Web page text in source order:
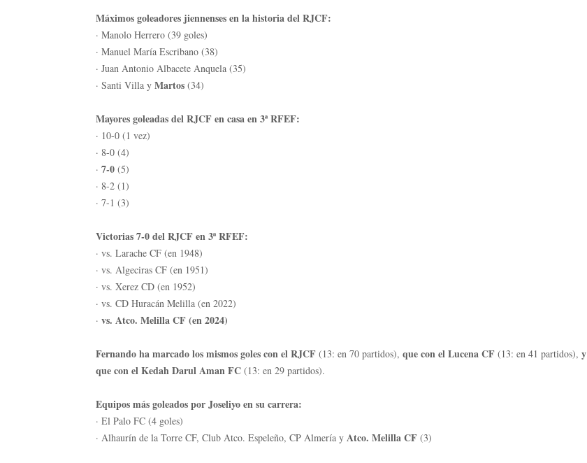
Máximos goleadores jiennenses en la historia del RJCF:
· Manolo Herrero (39 goles)
· Manuel María Escribano (38)
· Juan Antonio Albacete Anquela (35)
· Santi Villa y Martos (34)
Mayores goleadas del RJCF en casa en 3ª RFEF:
· 10-0 (1 vez)
· 8-0 (4)
· 7-0 (5)
· 8-2 (1)
· 7-1 (3)
Victorias 7-0 del RJCF en 3ª RFEF:
· vs. Larache CF (en 1948)
· vs. Algeciras CF (en 1951)
· vs. Xerez CD (en 1952)
· vs. CD Huracán Melilla (en 2022)
· vs. Atco. Melilla CF (en 2024)
Fernando ha marcado los mismos goles con el RJCF (13: en 70 partidos), que con el Lucena CF (13: en 41 partidos), y
que con el Kedah Darul Aman FC (13: en 29 partidos).
Equipos más goleados por Joseliyo en su carrera:
· El Palo FC (4 goles)
· Alhaurín de la Torre CF, Club Atco. Espeleño, CP Almería y Atco. Melilla CF (3)